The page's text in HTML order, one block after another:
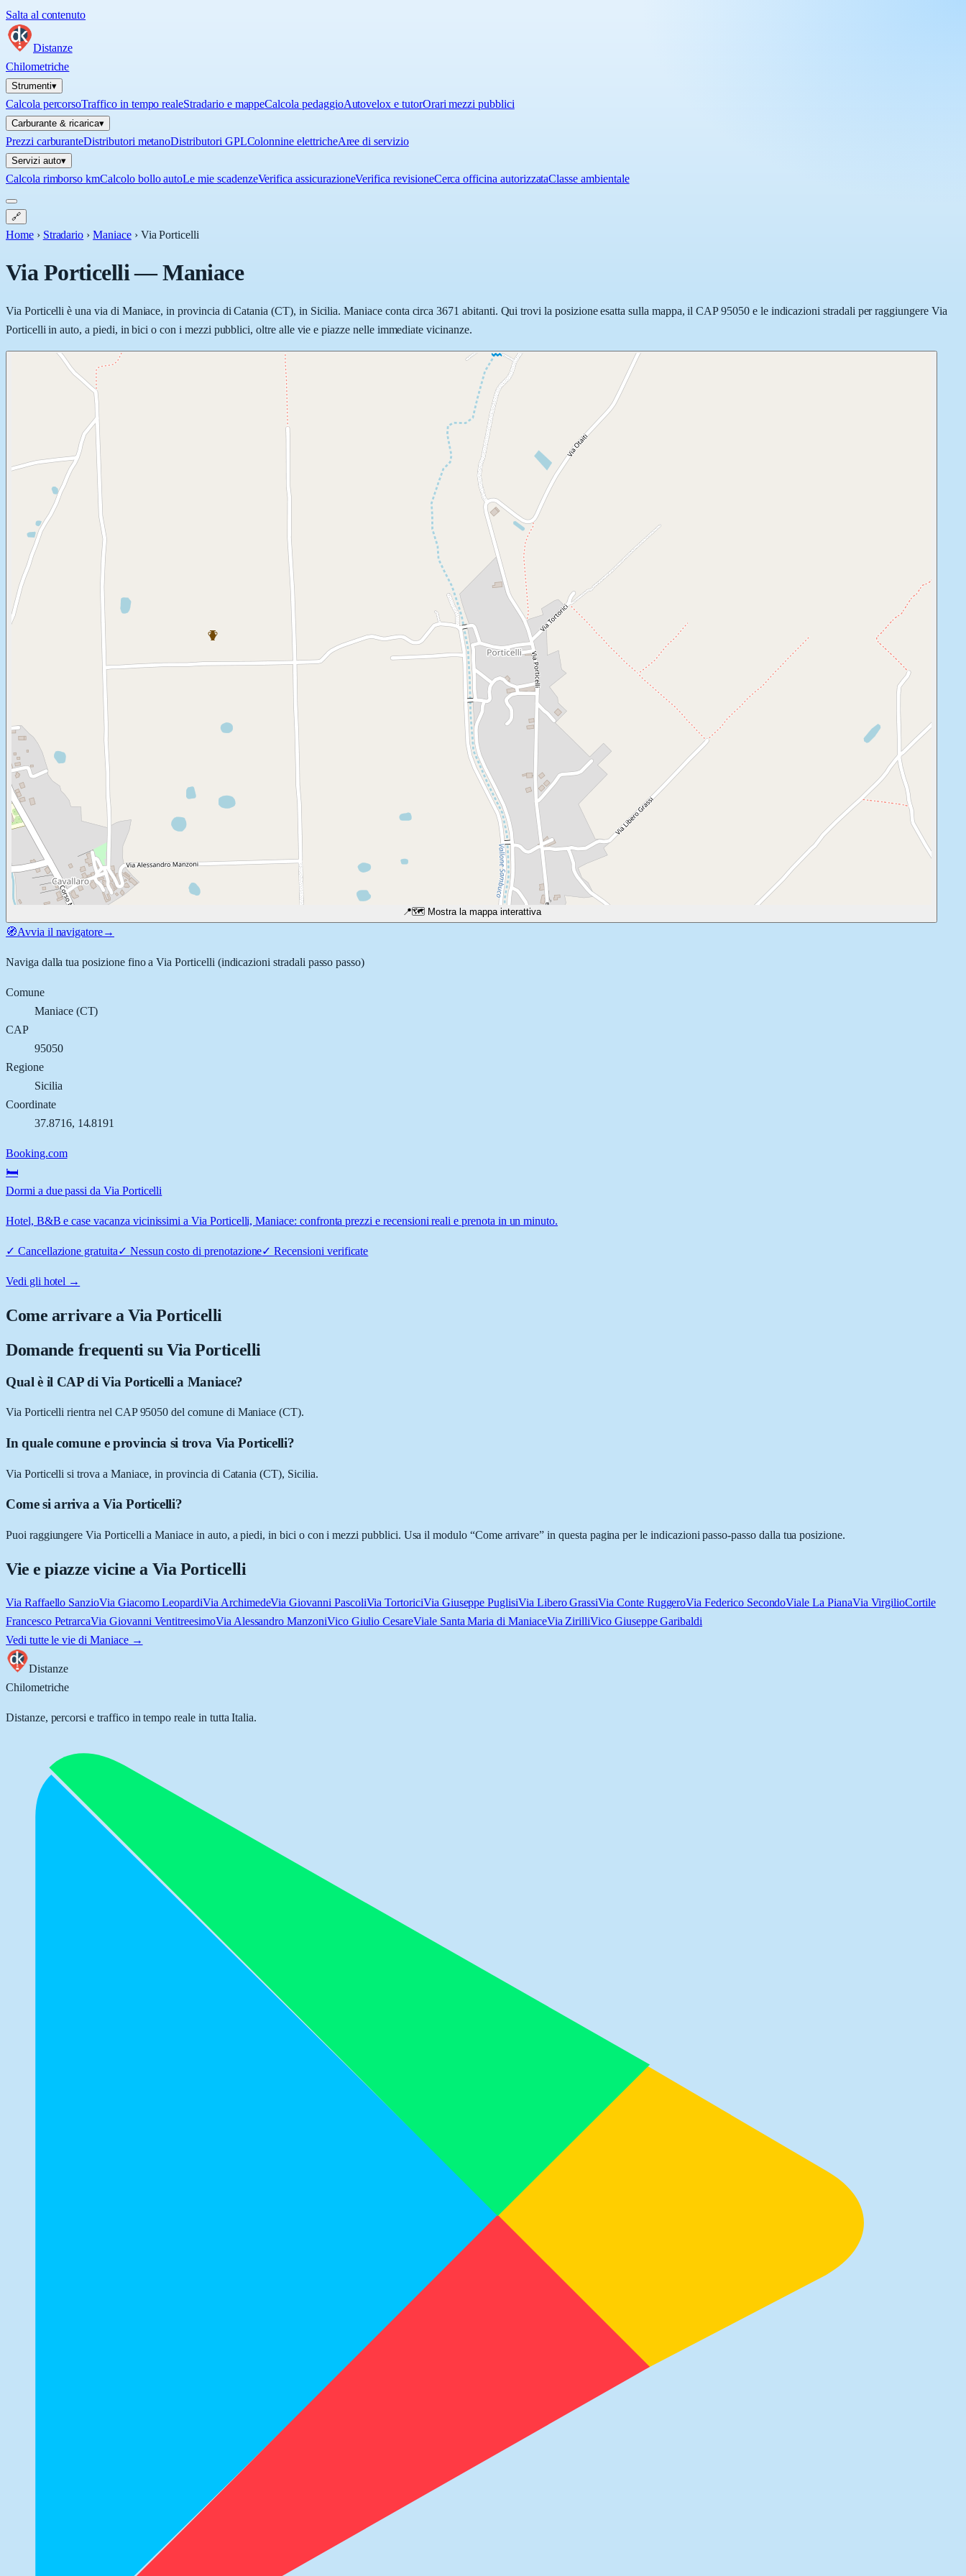
Salta al contenuto
Distanze
Chilometriche
Strumenti▾
Calcola percorsoTraffico in tempo realeStradario e mappeCalcola pedaggioAutovelox e tutorOrari mezzi pubblici
Carburante & ricarica▾
Prezzi carburanteDistributori metanoDistributori GPLColonnine elettricheAree di servizio
Servizi auto▾
Calcola rimborso kmCalcolo bollo autoLe mie scadenzeVerifica assicurazioneVerifica revisioneCerca officina autorizzataClasse ambientale
🔗
Home › Stradario › Maniace › Via Porticelli
Via Porticelli—Maniace
Via Porticelli è una via di Maniace, in provincia di Catania (CT), in Sicilia. Maniace conta circa 3671 abitanti. Qui trovi la posizione esatta sulla mappa, il CAP 95050 e le indicazioni stradali per raggiungere Via
Porticelli in auto, a piedi, in bici o con i mezzi pubblici, oltre alle vie e piazze nelle immediate vicinanze.
📍🗺️ Mostra la mappa interattiva
🧭Avvia il navigatore→
Naviga dalla tua posizione fino aVia Porticelli (indicazioni stradali passo passo)
Comune
Maniace(CT)
CAP
95050
Regione
Sicilia
Coordinate
37.8716, 14.8191
Booking.com
🛏️
Dormi a due passi da Via Porticelli
Hotel, B&B e case vacanza vicinissimi a Via Porticelli, Maniace: confronta prezzi e recensioni reali e prenota in un minuto.
✓ Cancellazione gratuita✓ Nessun costo di prenotazione✓Recensioni verificate
Vedi gli hotel →
Come arrivare aVia Porticelli
Domande frequenti su Via Porticelli
Qual è il CAP di Via Porticelli a Maniace?
Via Porticelli rientra nel CAP 95050 del comune di Maniace (CT).
In quale comune e provincia si trova Via Porticelli?
Via Porticelli si trova a Maniace, in provincia di Catania (CT), Sicilia.
Come si arriva a Via Porticelli?
Puoi raggiungere Via Porticelli a Maniace in auto, a piedi, in bici o con i mezzi pubblici. Usa il modulo “Come arrivare” in questa pagina per le indicazioni passo-passo dalla tua posizione.
Vie e piazze vicine a Via Porticelli
Via Raffaello SanzioVia Giacomo LeopardiVia ArchimedeVia Giovanni PascoliVia TortoriciVia Giuseppe PuglisiVia Libero GrassiVia Conte RuggeroVia Federico SecondoViale La PianaVia VirgilioCortile
Francesco PetrarcaVia Giovanni VentitreesimoVia Alessandro ManzoniVico Giulio CesareViale Santa Maria di ManiaceVia ZirilliVico Giuseppe Garibaldi
Vedi tutte le vie di Maniace→
Distanze
Chilometriche
Distanze, percorsi e traffico in tempo reale in tutta Italia.